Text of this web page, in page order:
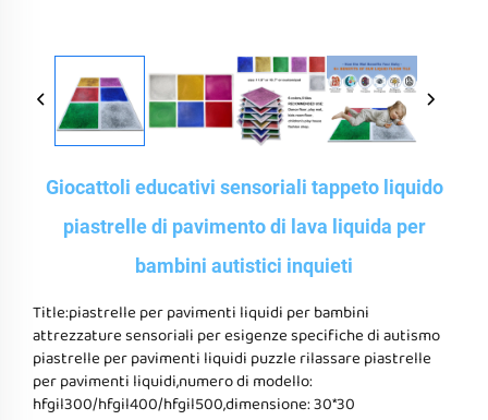
Giocattoli educativi sensoriali tappeto liquido
piastrelle di pavimento di lava liquida per
bambini autistici inquieti
Title:piastrelle per pavimenti liquidi per bambini
attrezzature sensoriali per esigenze specifiche di autismo
piastrelle per pavimenti liquidi puzzle rilassare piastrelle
per pavimenti liquidi,numero di modello:
hfgil300/hfgil400/hfgil500,dimensione: 30*30